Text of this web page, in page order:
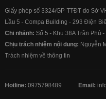
Giấy phép số 3324/GP-TTĐT do Sở
Lầu 5 - Compa Building - 293 Điện
Chi nhánh: Số 5 - Khu 38A Trần Phú
Chịu trách nhiệm nội dung: Nguyễn
Trách nhiệm về thông tin
Hotline: 0975798489 Email: